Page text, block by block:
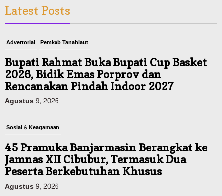
Latest Posts
Advertorial Pemkab Tanahlaut
Bupati Rahmat Buka Bupati Cup Basket
2026, Bidik Emas Porprov dan
Rencanakan Pindah Indoor 2027
Agustus 9, 2026
Sosial & Keagamaan
45 Pramuka Banjarmasin Berangkat ke
Jamnas XII Cibubur, Termasuk Dua
Peserta Berkebutuhan Khusus
Agustus 9, 2026